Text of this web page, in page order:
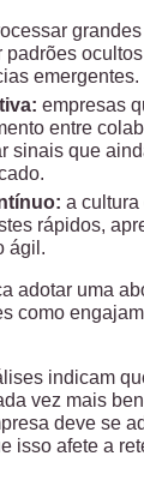
padrões
emergentes.
empresas
entre
sinais que
a cultura
rápidos,
ágil.
adotar uma
como
indicam
vez mais
deve se
isso afete a